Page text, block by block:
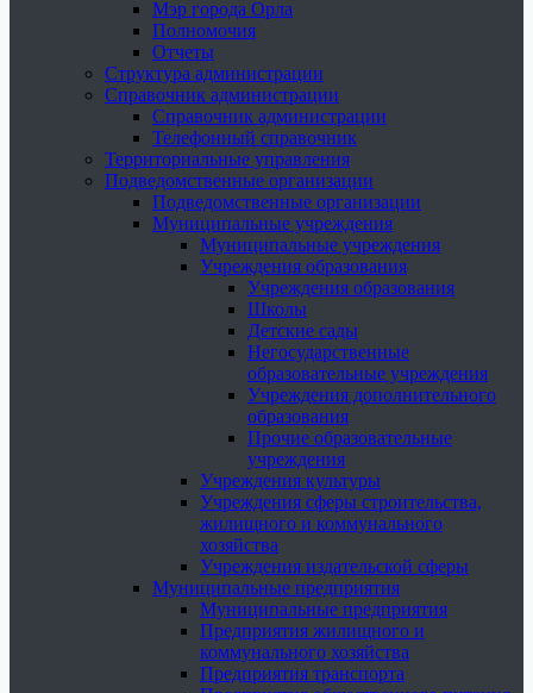
Мэр города Орла
Полномочия
Отчеты
Структура администрации
Справочник администрации
Справочник администрации
Телефонный справочник
Территориальные управления
Подведомственные организации
Подведомственные организации
Муниципальные учреждения
Муниципальные учреждения
Учреждения образования
Учреждения образования
Школы
Детские сады
Негосударственные
образовательные учреждения
Учреждения дополнительного
образования
Прочие образовательные
учреждения
Учреждения культуры
Учреждения сферы строительства,
жилищного и коммунального
хозяйства
Учреждения издательской сферы
Муниципальные предприятия
Муниципальные предприятия
Предприятия жилищного и
коммунального хозяйства
Предприятия транспорта